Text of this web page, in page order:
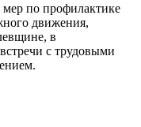
по профилактике
движения,
в
с трудовыми